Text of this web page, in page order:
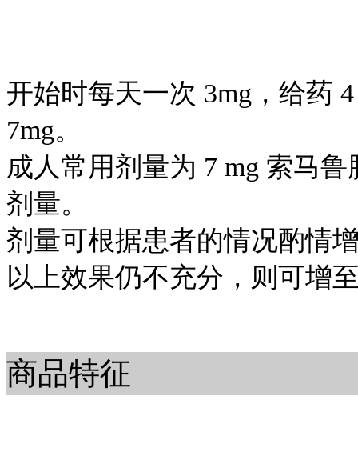
开始时每天一次 3mg，给药
7mg。
成人常用剂量为 7 mg 索马
剂量。
剂量可根据患者的情况酌情
以上效果仍不充分，则可增
商品特征